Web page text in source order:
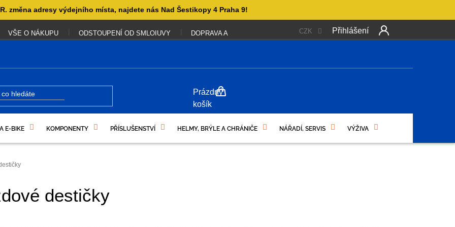
změna adresy výdejního místa, najdete nás Nad Šestikopy 4 Praha 9!
VŠE O NÁKUPU ODSTOUPENÍ OD SMLOIUVY DOPRAVA A PLATBA OBCHODNÍ PODMÍNKY PODMÍNKY OCHRANY
CZK Přihlášení
NÁKUPNÍ
KOŠÍK
Prázdný
košík
E-BIKE KOMPONENTY PŘÍSLUŠENSTVÍ HELMY, BRÝLE A CHRÁNIČE NÁŘADÍ, SERVIS VÝŽIVA
destičky